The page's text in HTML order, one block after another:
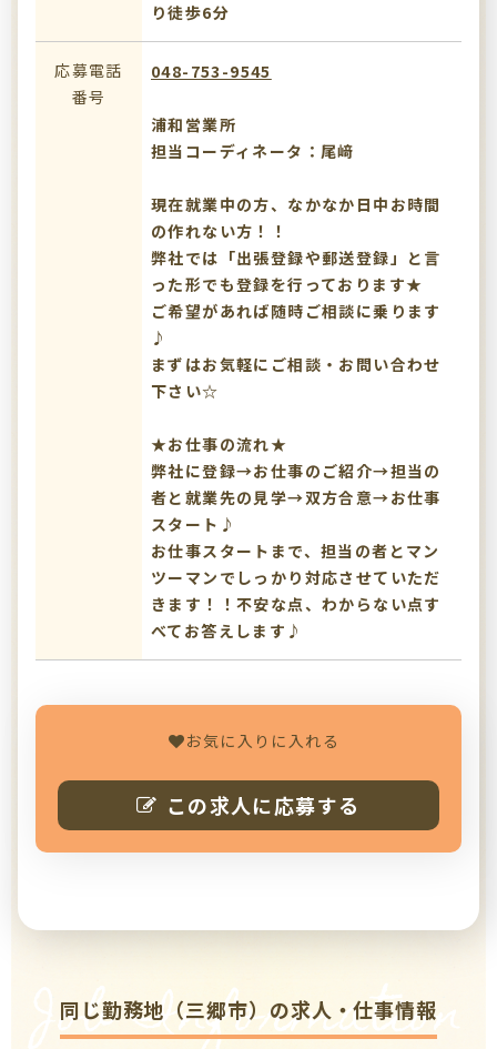
り徒歩6分
応募電話
番号
048-753-9545
浦和営業所
担当コーディネータ：尾﨑
現在就業中の方、なかなか日中お時間
の作れない方！！
弊社では「出張登録や郵送登録」と言
った形でも登録を行っております★
ご希望があれば随時ご相談に乗ります
♪
まずはお気軽にご相談・お問い合わせ
下さい☆
★お仕事の流れ★
弊社に登録→お仕事のご紹介→担当の
者と就業先の見学→双方合意→お仕事
スタート♪
お仕事スタートまで、担当の者とマン
ツーマンでしっかり対応させていただ
きます！！不安な点、わからない点す
べてお答えします♪
お気に入りに入れる
この求人に応募する
Job Information
同じ勤務地（三郷市）の求人・仕事情報